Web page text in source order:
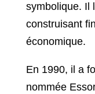
symbolique. Il
construisant
économique.
En 1990, il a
nommée